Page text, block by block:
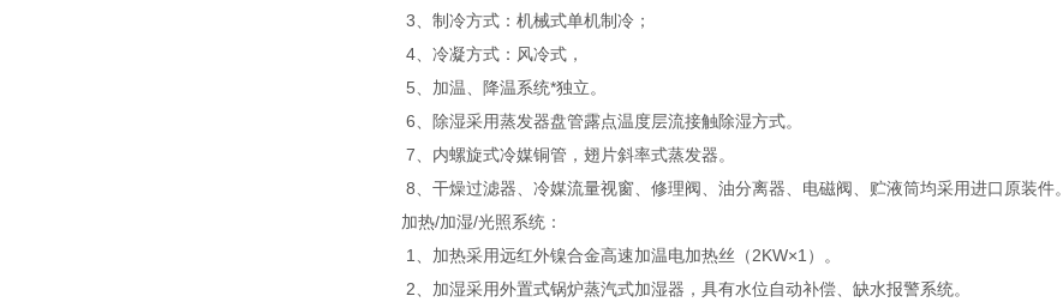
3、制冷方式：机械式单机制冷；
4、冷凝方式：风冷式，
5、加温、降温系统*独立。
6、除湿采用蒸发器盘管露点温度层流接触除湿方式。
7、内螺旋式冷媒铜管，翅片斜率式蒸发器。
8、干燥过滤器、冷媒流量视窗、修理阀、油分离器、电磁阀、贮液筒均采用进口原装件。
加热/加湿/光照系统：
1、加热采用远红外镍合金高速加温电加热丝（2KW×1）。
2、加湿采用外置式锅炉蒸汽式加湿器，具有水位自动补偿、缺水报警系统。